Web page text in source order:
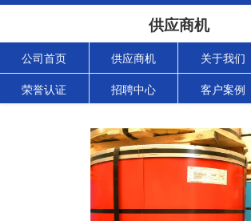
供应商机
公司首页 供应商机 关于我们
荣誉认证 招聘中心 客户案例